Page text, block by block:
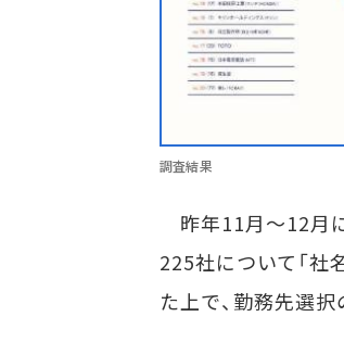
調査結果
昨年11月～12月
225社について「社
た上で、勤務先選